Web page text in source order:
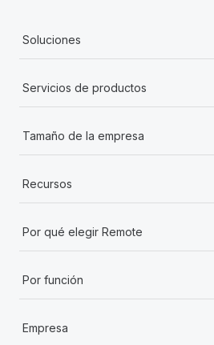
Soluciones
Servicios de productos
Tamaño de la empresa
Recursos
Por qué elegir Remote
Por función
Empresa